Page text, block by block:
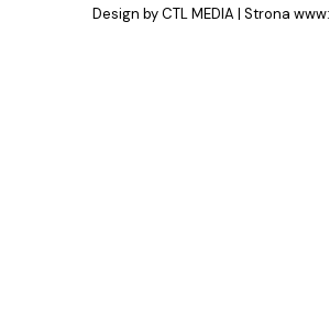
Design by CTL MEDIA | Strona www: